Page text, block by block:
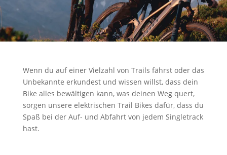
Wenn du auf einer Vielzahl von Trails fährst oder das
Unbekannte erkundest und wissen willst, dass dein
Bike alles bewältigen kann, was deinen Weg quert,
sorgen unsere elektrischen Trail Bikes dafür, dass du
Spaß bei der Auf- und Abfahrt von jedem Singletrack
hast.